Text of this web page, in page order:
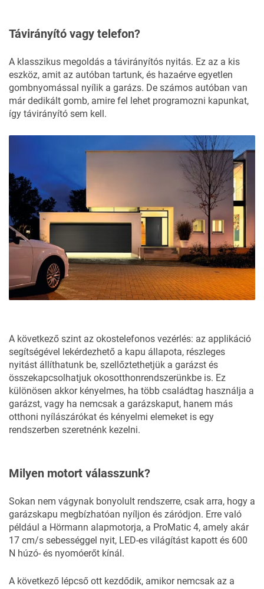
Távirányító vagy telefon?
A klasszikus megoldás a távirányítós nyitás. Ez az a kis
eszköz, amit az autóban tartunk, és hazaérve egyetlen
gombnyomással nyílik a garázs. De számos autóban van
már dedikált gomb, amire fel lehet programozni kapunkat,
így távirányító sem kell.
A következő szint az okostelefonos vezérlés: az applikáció
segítségével lekérdezhető a kapu állapota, részleges
nyitást állíthatunk be, szellőztethetjük a garázst és
összekapcsolhatjuk okosotthonrendszerünkbe is. Ez
különösen akkor kényelmes, ha több családtag használja a
garázst, vagy ha nemcsak a garázskaput, hanem más
otthoni nyílászárókat és kényelmi elemeket is egy
rendszerben szeretnénk kezelni.
Milyen motort válasszunk?
Sokan nem vágynak bonyolult rendszerre, csak arra, hogy a
garázskapu megbízhatóan nyíljon és záródjon. Erre való
például a Hörmann alapmotorja, a ProMatic 4, amely akár
17 cm/s sebességgel nyit, LED-es világítást kapott és 600
N húzó- és nyomóerőt kínál.
A következő lépcső ott kezdődik, amikor nemcsak az a